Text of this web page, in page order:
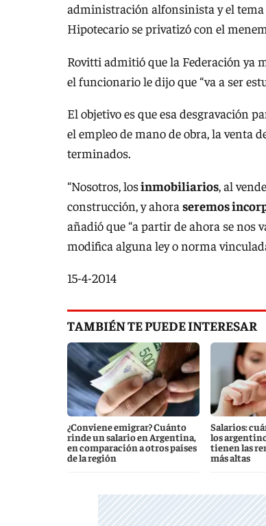
administración alfonsinista y el tema
Hipotecario se privatizó con el
Rovitti admitió que la Federación ya
el funcionario le dijo que “va a ser
El objetivo es que esa desgravación
el empleo de mano de obra, la venta
terminados.
“Nosotros, losinmobiliarios, al
construcción, y ahora seremos
añadió que “a partir de ahora se nos
modifica alguna ley o norma
15-4-2014
TAMBIÉN TE PUEDE INTERESAR
¿Conviene emigrar? Cuánto
rinde un salario en Argentina,
en comparación a otros países
de la región
Salarios:
los
tienen las
más altas